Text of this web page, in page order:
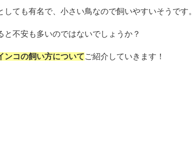
ても有名で、小さい鳥なので飼いやすいそうです。
不安も多いのではないでしょうか？
ンコの飼い方についてご紹介していきます！